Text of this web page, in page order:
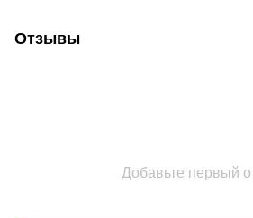
Отзывы
Добавьте первый